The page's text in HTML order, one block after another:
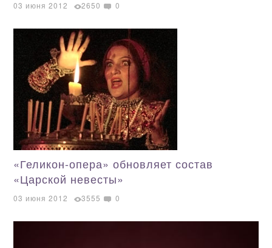
03 июня 2012 2650 0
«Геликон-опера» обновляет состав
«Царской невесты»
03 июня 2012 3555 0